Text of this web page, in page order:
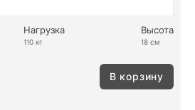
Нагрузка
110 кг
Высота
18 см
В корзину